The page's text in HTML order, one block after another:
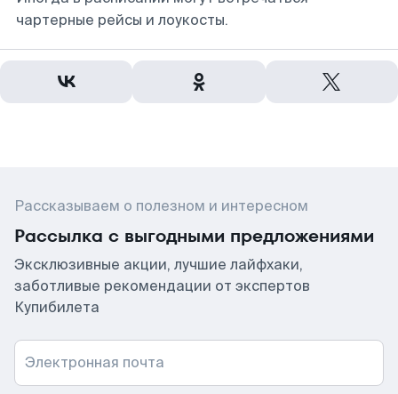
чартерные рейсы и лоукосты.
Рассказываем о полезном и интересном
Рассылка с выгодными предложениями
Эксклюзивные акции, лучшие лайфхаки,
заботливые рекомендации от экспертов
Купибилета
Электронная почта